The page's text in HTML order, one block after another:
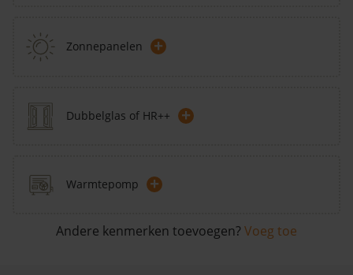
Zonnepanelen +
Dubbelglas of HR++ +
Warmtepomp +
Andere kenmerken toevoegen? Voeg toe